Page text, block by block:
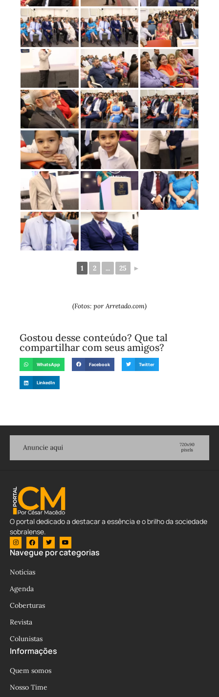
1 2 ... 25 ►
(Fotos: por Arretado.com)
Gostou desse conteúdo? Que tal
compartilhar com seus amigos?
WhatsApp Facebook Twitter
LinkedIn
O portal dedicado a destacar a essência e o brilho da sociedade
sobralense.
Navegue por categorias
Notícias
Agenda
Coberturas
Revista
Colunistas
Informações
Quem somos
Nosso Time